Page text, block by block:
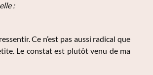
:
Ce n’est pas aussi radical que
Le constat est plutôt venu de ma